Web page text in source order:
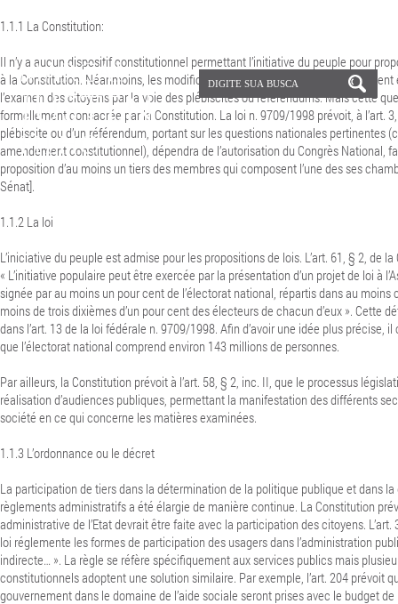
1.1.1 La Constitution:
Il n’y a aucun dispositif constitutionnel permettant l’initiative du peuple pour
à la Constitution. Néanmoins, les modifications du texte constitutionnel peuvent
l’examen des citoyens par la voie des plébiscites ou référendums. Mais cette
formellement consacrée par la Constitution. La loi n. 9709/1998 prévoit, à l’art.
plébiscite ou d’un référendum, portant sur les questions nationales pertinentes
amendement constitutionnel), dépendra de l’autorisation du Congrès National,
proposition d’au moins un tiers des membres qui composent l’une des ses
Sénat].
1.1.2 La loi
L’iniciative du peuple est admise pour les propositions de lois. L’art. 61, § 2, de
« L’initiative populaire peut être exercée par la présentation d’un projet de loi à
signée par au moins un pour cent de l’électorat national, répartis dans au moins
moins de trois dixièmes d’un pour cent des électeurs de chacun d’eux ». Cette
dans l’art. 13 de la loi fédérale n. 9709/1998. Afin d’avoir une idée plus précise,
que l’électorat national comprend environ 143 millions de personnes.
Par ailleurs, la Constitution prévoit à l’art. 58, § 2, inc. II, que le processus
réalisation d’audiences publiques, permettant la manifestation des différents
société en ce qui concerne les matières examinées.
1.1.3 L’ordonnance ou le décret
La participation de tiers dans la détermination de la politique publique et dans
règlements administratifs a été élargie de manière continue. La Constitution
administrative de l’Etat devrait être faite avec la participation des citoyens. L’art.
loi réglemente les formes de participation des usagers dans l’administration
indirecte… ». La règle se réfère spécifiquement aux services publics mais
constitutionnels adoptent une solution similaire. Par exemple, l’art. 204 prévoit
gouvernement dans le domaine de l’aide sociale seront prises avec le budget